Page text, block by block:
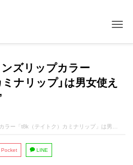
ンズリップカラー
ミナリップ」は男女使え
（テイトク）カミナリップ」は男女使える“ちょうど良さ”
Pocket LINE